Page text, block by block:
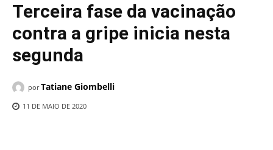
Terceira fase da vacinação
contra a gripe inicia nesta
segunda
por Tatiane Giombelli
11 DE MAIO DE 2020